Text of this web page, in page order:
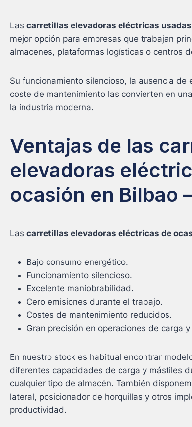
Las carretillas elevadoras eléctricas usadas
mejor opción para empresas que trabajan
almacenes, plataformas logísticas o centros
Su funcionamiento silencioso, la ausencia
coste de mantenimiento las convierten en
la industria moderna.
Ventajas de las
elevadoras
ocasión en Bilbao
Las carretillas elevadoras eléctricas de
Bajo consumo energético.
Funcionamiento silencioso.
Excelente maniobrabilidad.
Cero emisiones durante el trabajo.
Costes de mantenimiento reducidos.
Gran precisión en operaciones de carga
En nuestro stock es habitual encontrar
diferentes capacidades de carga y mástiles
cualquier tipo de almacén. También
lateral, posicionador de horquillas y otros
productividad.